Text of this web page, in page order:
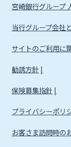
宮崎銀行グループ
当行グループ会社
サイトのご利用に
勧誘方針
保険募集指針
プライバシーポリ
お客さま訪問時の